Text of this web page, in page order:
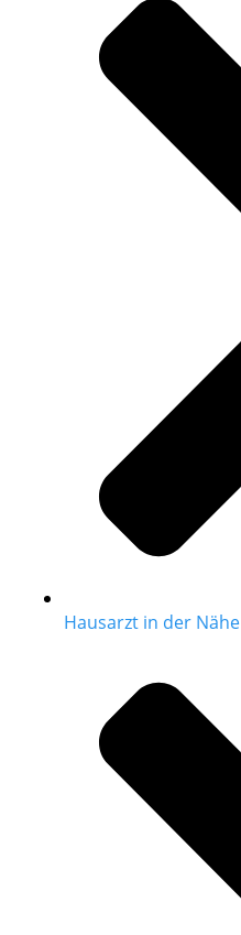
Hausarzt in der Nähe